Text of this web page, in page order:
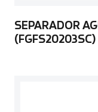
SEPARADOR